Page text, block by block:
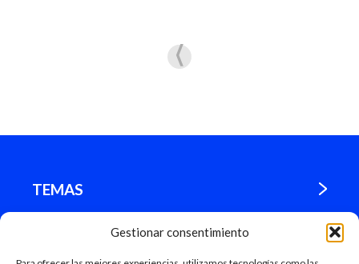
Gestionar consentimiento
TEMAS
¿DÓNDE ESTAMOS?